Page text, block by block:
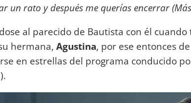
un rato y después me querías encerrar (Más
al parecido de Bautista con él
hermana, Agustina, por ese entonces
en estrellas del programa conducido